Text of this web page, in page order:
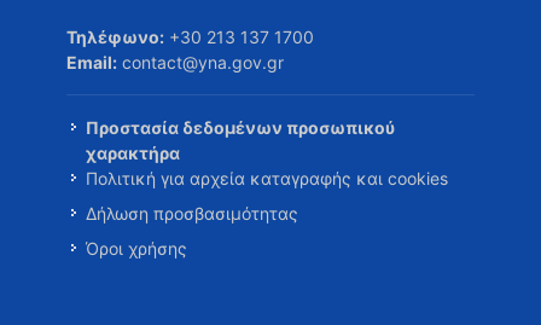
Τηλέφωνο: +30 213 137 1700
Email: contact@yna.gov.gr
Προστασία δεδομένων προσωπικού
χαρακτήρα
Πολιτική για αρχεία καταγραφής και cookies
Δήλωση προσβασιμότητας
Όροι χρήσης